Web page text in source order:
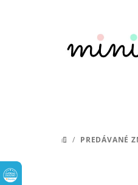
DOMOV
/ PREDÁVANÉ